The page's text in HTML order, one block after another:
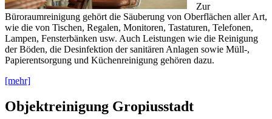
Zur
Büroraumreinigung gehört die Säuberung von Oberflächen aller Art,
wie die von Tischen, Regalen, Monitoren, Tastaturen, Telefonen,
Lampen, Fensterbänken usw. Auch Leistungen wie die Reinigung
der Böden, die Desinfektion der sanitären Anlagen sowie Müll-,
Papierentsorgung und Küchenreinigung gehören dazu.
[mehr]
Objektreinigung Gropiusstadt